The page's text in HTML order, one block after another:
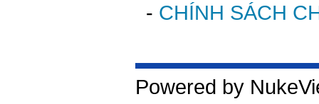
- CHÍNH SÁCH
Powered by